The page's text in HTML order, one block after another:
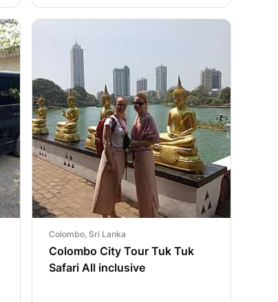
Colombo, Sri Lanka
Colombo City Tour Tuk Tuk
Safari All inclusive